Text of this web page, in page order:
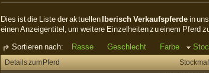
Dies ist die Liste der aktuellen Iberisch Verkaufspferdein
einen Anzeigentitel, um weitere Einzelheiten zu einem Pferd
Sortieren nach:
Rasse Geschlecht Farbe
Details zum Pferd